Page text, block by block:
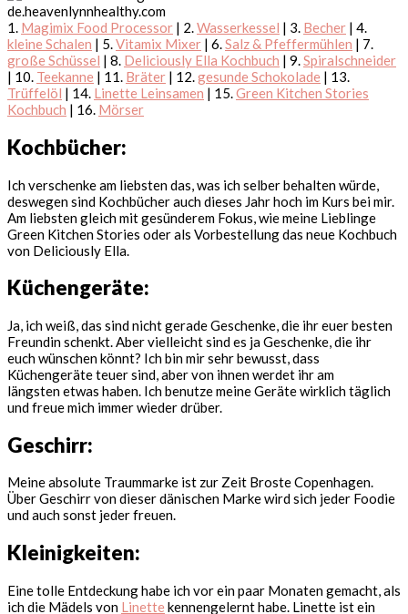
1. Magimix Food Processor | 2.Wasserkessel | 3. Becher | 4.
kleine Schalen | 5.Vitamix Mixer | 6.Salz & Pfeffermühlen | 7.
große Schüssel | 8. Deliciously Ella Kochbuch | 9.Spiralschneider
| 10. Teekanne | 11. Bräter | 12.gesunde Schokolade | 13.
Trüffelöl | 14. Linette Leinsamen | 15.Green Kitchen Stories
Kochbuch | 16. Mörser
Kochbücher:
Ich verschenke am liebsten das, was ich selber behalten würde,
deswegen sind Kochbücher auch dieses Jahr hoch im Kurs bei mir.
Am liebsten gleich mit gesünderem Fokus, wie meine Lieblinge
Green Kitchen Stories oder als Vorbestellung das neue Kochbuch
von Deliciously Ella.
Küchengeräte:
Ja, ich weiß, das sind nicht gerade Geschenke, die ihr euer besten
Freundin schenkt. Aber vielleicht sind es ja Geschenke, die ihr
euch wünschen könnt? Ich bin mir sehr bewusst, dass
Küchengeräte teuer sind, aber von ihnen werdet ihr am
längsten etwas haben. Ich benutze meine Geräte wirklich täglich
und freue mich immer wieder drüber.
Geschirr:
Meine absolute Traummarke ist zur Zeit Broste Copenhagen.
Über Geschirr von dieser dänischen Marke wird sich jeder Foodie
und auch sonst jeder freuen.
Kleinigkeiten:
Eine tolle Entdeckung habe ich vor ein paar Monaten gemacht, als
ich die Mädels von Linettekennengelernt habe. Linette ist ein